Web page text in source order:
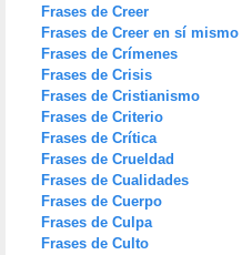
Frases de Creer
Frases de Creer en sí mismo
Frases de Crímenes
Frases de Crisis
Frases de Cristianismo
Frases de Criterio
Frases de Crítica
Frases de Crueldad
Frases de Cualidades
Frases de Cuerpo
Frases de Culpa
Frases de Culto